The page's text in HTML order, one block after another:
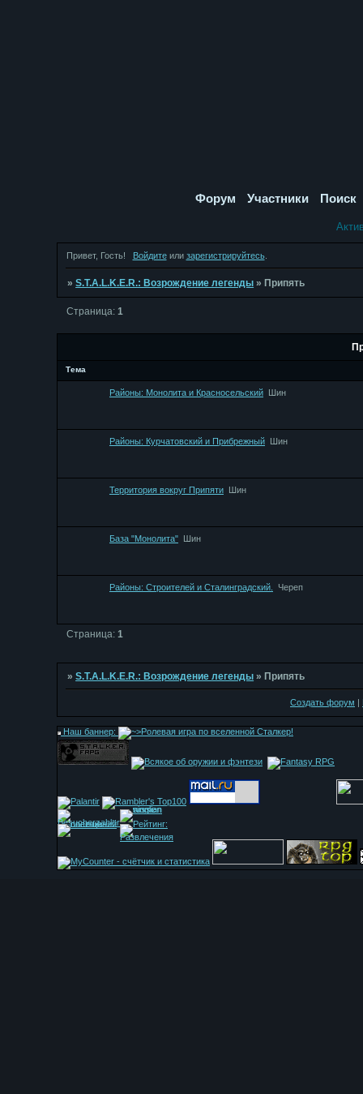
Форум Участники Поиск
Привет, Гость! Войдитеили зарегистрируйтесь.
»S.T.A.L.K.E.R.: Возрождение легенды » Припять
Страница:1
Тема
Районы: Монолита и Красносельский Шин
Районы: Курчатовский и Прибрежный Шин
Территория вокруг Припяти Шин
База "Монолита" Шин
Районы: Строителей и Сталинградский. Череп
Страница: 1
»S.T.A.L.K.E.R.: Возрождение легенды » Припять
Создать форум |
Наш баннер: